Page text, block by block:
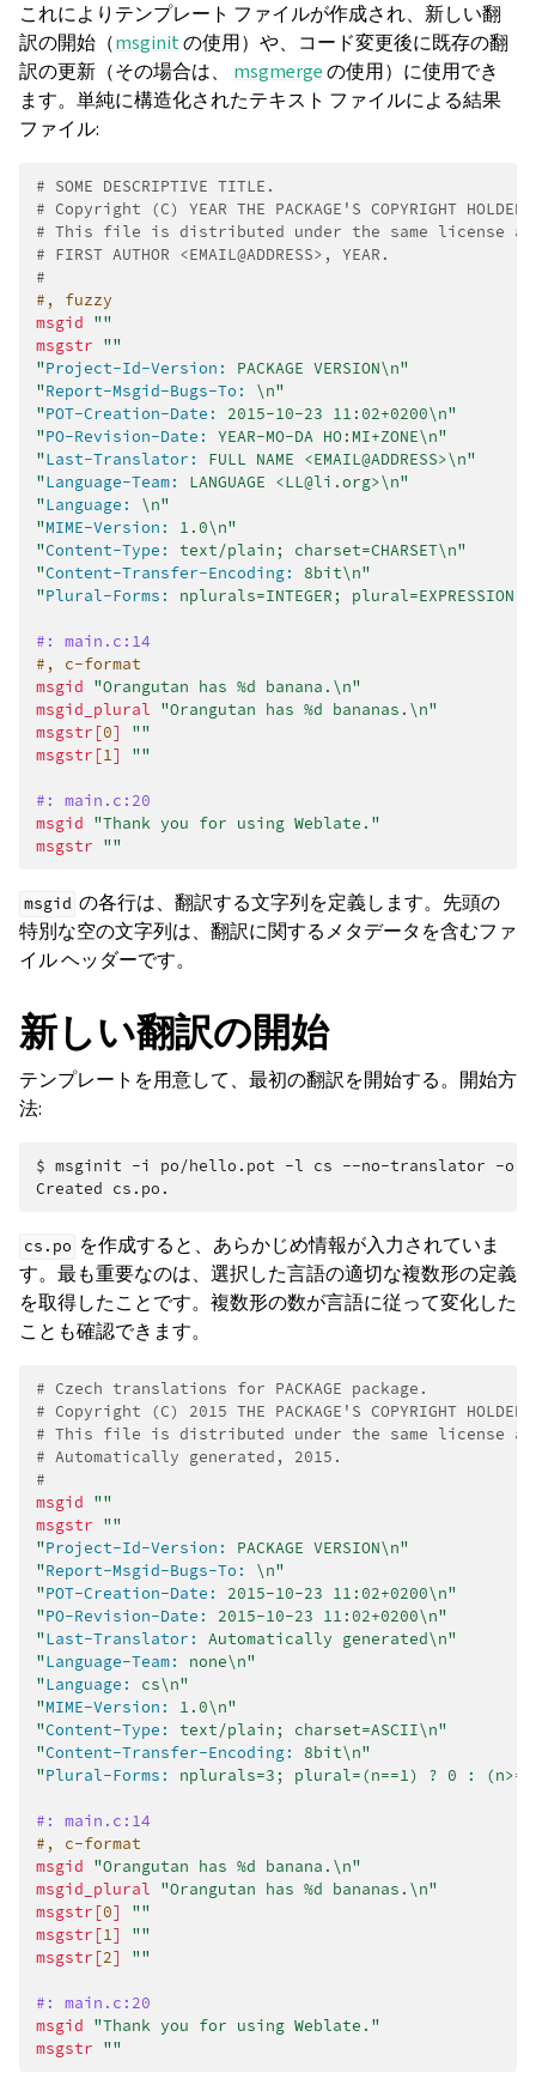
これによりテンプレート ファイルが作成され、新しい翻
訳の開始（msginitの使用）や、コード変更後に既存の翻
訳の更新（その場合は、 msgmergeの使用）に使用でき
ます。単純に構造化されたテキスト ファイルによる結果
ファイル:
# SOME DESCRIPTIVE TITLE.
# Copyright (C) YEAR THE PACKAGE'S COPYRIGHT HOLDER
# This file is distributed under the same license as
# FIRST AUTHOR <EMAIL@ADDRESS>, YEAR.
#
#, fuzzy
msgid ""
msgstr ""
"Project-Id-Version:
PACKAGE VERSION\n"
"Report-Msgid-Bugs-To:
\n"
"POT-Creation-Date:
2015-10-23 11:02+0200\n"
"PO-Revision-Date:
YEAR-MO-DA HO:MI+ZONE\n"
"Last-Translator:
FULL NAME <EMAIL@ADDRESS>\n"
"Language-Team:
LANGUAGE <LL@li.org>\n"
"Language:
\n"
"MIME-Version:
1.0\n"
"Content-Type:
text/plain; charset=CHARSET\n"
"Content-Transfer-Encoding:
8bit\n"
"Plural-Forms: nplurals=INTEGER;
#: main.c:14
#, c-format
msgid "Orangutan has %d banana.\n"
msgid_plural "Orangutan has %d bananas.\n"
msgstr[0]
""
msgstr[1] ""
#: main.c:20
msgid "Thank you for using Weblate."
msgstr ""
msgid の各行は、翻訳する文字列を定義します。先頭の
特別な空の文字列は、翻訳に関するメタデータを含むファ
イル ヘッダーです。
新しい翻訳の開始
テンプレートを用意して、最初の翻訳を開始する。開始方
法:
$ msginit -i po/hello.pot -l cs --no-translator -o
Created cs.po.
cs.po を作成すると、あらかじめ情報が入力されていま
す。最も重要なのは、選択した言語の適切な複数形の定義
を取得したことです。複数形の数が言語に従って変化した
ことも確認できます。
# Czech translations for PACKAGE package.
# Copyright (C) 2015 THE PACKAGE'S COPYRIGHT HOLDER
# This file is distributed under the same license as
# Automatically generated, 2015.
#
msgid ""
msgstr ""
"Project-Id-Version:
PACKAGE VERSION\n"
"Report-Msgid-Bugs-To:
\n"
"POT-Creation-Date:
2015-10-23 11:02+0200\n"
"PO-Revision-Date:
2015-10-23 11:02+0200\n"
"Last-Translator:
Automatically generated\n"
"Language-Team:
none\n"
"Language:
cs\n"
"MIME-Version:
1.0\n"
"Content-Type:
text/plain; charset=ASCII\n"
"Content-Transfer-Encoding:
8bit\n"
"Plural-Forms: nplurals=3; plural=(n==1) ? 0 :
#: main.c:14
#, c-format
msgid "Orangutan has %d banana.\n"
msgid_plural "Orangutan has %d bananas.\n"
msgstr[0]
""
msgstr[1]
""
msgstr[2] ""
#: main.c:20
msgid "Thank you for using Weblate."
msgstr ""